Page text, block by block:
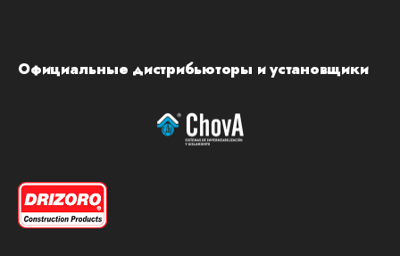
Официальные дистрибьюторы и установщики